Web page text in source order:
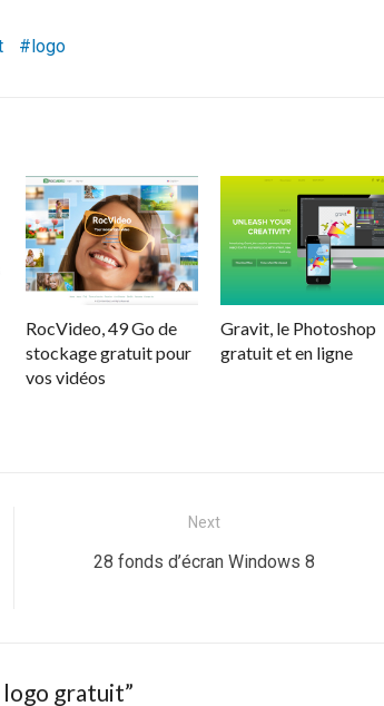
logo
RocVideo, 49 Go de
stockage gratuit pour
vos vidéos
Gravit, le Photoshop
gratuit et en ligne
Next
Next
28 fonds d’écran Windows 8
logo gratuit”